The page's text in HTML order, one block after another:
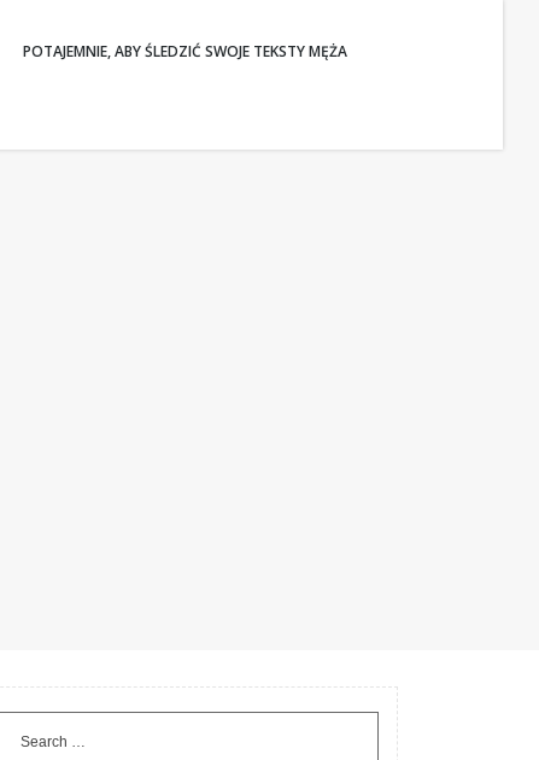
POTAJEMNIE, ABY ŚLEDZIĆ SWOJE TEKSTY MĘŻA